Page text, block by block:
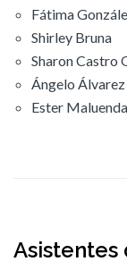
Fátima
Shirley Bruna
Sharon Castro
Ángelo Álvarez
Ester Maluenda
Asistentes